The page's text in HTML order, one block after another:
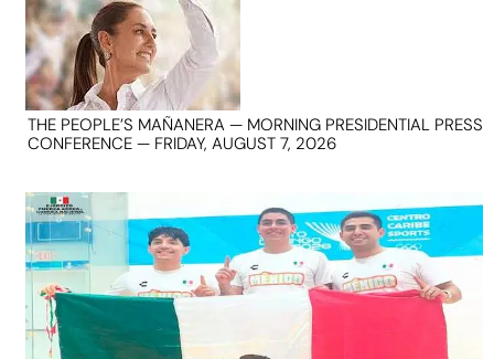
THE PEOPLE’S MAÑANERA — MORNING PRESIDENTIAL PRESS
CONFERENCE — FRIDAY, AUGUST 7, 2026